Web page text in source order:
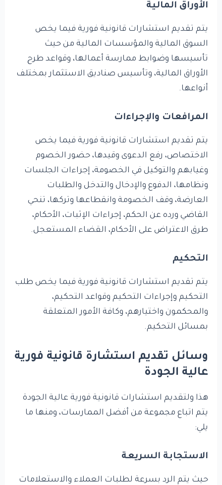
الأوراق المالية
يتم تقديم استشارات قانونية فورية فيما يخص
السوق المالية والمؤسسات المالية من حيث
تأسيسها وضوابط ممارسة أعمالها، وقواعد طرح
الأوراق المالية، وتأسيس صناديق الاستثمار بمختلف
أنواعها.
المرافعات والإجراءات
يتم تقديم استشارات قانونية فورية فيما يخص
الاختصاص، رفع الدعوى وقيدها، حضور الخصوم
وغيابهم والتوكيل في الخصومة، إجراءات الجلسات
ونظامها، الدفوع والإدخال والتدخل والطلبات
العارضة، وقف الخصومة وانقطاعها وتركها، تنحي
القاضي ورده عن الحكم، إجراءات الإثبات، الأحكام،
طرق الاعتراض على الأحكام، القضاء المستعجل.
التحكيم
يتم تقديم استشارات قانونية فورية فيما يخص طلب
التحكيم وإجراءات التحكيم وقواعد التحكيم،
والمحكمون واختيارهم، وكافة الأمور المتعلقة
بمسائل التحكيم.
وسائل تقديم استشارة قانونية فورية
عالية الجودة
هذا ولتقديم استشارات قانونية فورية عالية الجودة
يتم اتباع مجموعة من أفضل الممارسات، ومنها ما
يلي:
الاستجابة السريعة
حيث يتم الرد بسرعة لطلبات العملاء والاستعلامات